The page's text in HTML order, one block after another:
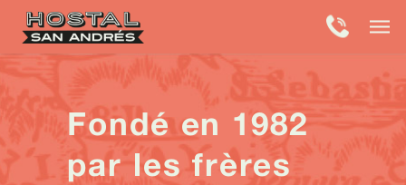
Fondé en 1982
par les frères